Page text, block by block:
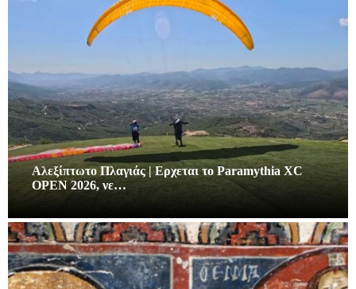
Αλεξίπτωτο Πλαγιάς | Ερχεται το Paramythia XC
OPEN 2026, νε…